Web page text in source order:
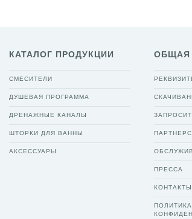
КАТАЛОГ ПРОДУКЦИИ
СМЕСИТЕЛИ
ДУШЕВАЯ ПРОГРАММА
ДРЕНАЖНЫЕ КАНАЛЫ
ШТОРКИ ДЛЯ ВАННЫ
АКСЕССУАРЫ
ОБЩАЯ
ПРЕССА
КОНТАКТЫ
ПОЛИТИКА